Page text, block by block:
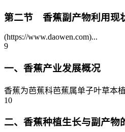
第二节 香蕉副产物利用现
(https://www.daowen.com)...
9
一、香蕉产业发展概况
香蕉为芭蕉科芭蕉属单子叶草本
10
二、香蕉种植生长与副产物